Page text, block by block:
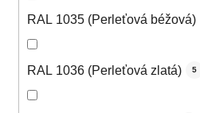
RAL 1035 (Perleťová béžová)
RAL 1036 (Perleťová zlatá) 5